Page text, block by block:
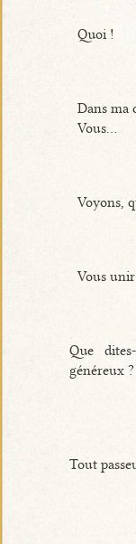
Quoi !
Dans ma
Vous...
Voyons,
Vous
Que
généreux ?
Tout